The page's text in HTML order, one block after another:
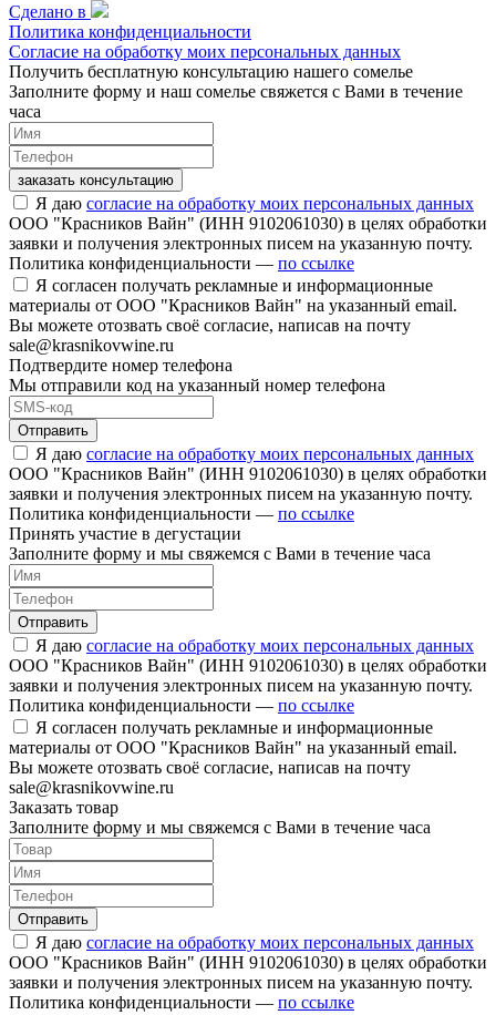
Сделано в
Политика конфиденциальности
Согласие на обработку моих персональных данных
Получить бесплатную консультацию нашего сомелье
Заполните форму и наш сомелье свяжется с Вами в течение
часа
заказать консультацию
Я даю согласие на обработку моих персональных данных
ООО "Красников Вайн" (ИНН 9102061030) в целях обработки
заявки и получения электронных писем на указанную почту.
Политика конфиденциальности — по ссылке
Я согласен получать рекламные и информационные
материалы от ООО "Красников Вайн" на указанный email.
Вы можете отозвать своё согласие, написав на почту
sale@krasnikovwine.ru
Подтвердите номер телефона
Мы отправили код на указанный номер телефона
Отправить
Я даю согласие на обработку моих персональных данных
ООО "Красников Вайн" (ИНН 9102061030) в целях обработки
заявки и получения электронных писем на указанную почту.
Политика конфиденциальности — по ссылке
Принять участие в дегустации
Заполните форму и мы свяжемся с Вами в течение часа
Отправить
Я даю согласие на обработку моих персональных данных
ООО "Красников Вайн" (ИНН 9102061030) в целях обработки
заявки и получения электронных писем на указанную почту.
Политика конфиденциальности — по ссылке
Я согласен получать рекламные и информационные
материалы от ООО "Красников Вайн" на указанный email.
Вы можете отозвать своё согласие, написав на почту
sale@krasnikovwine.ru
Заказать товар
Заполните форму и мы свяжемся с Вами в течение часа
Отправить
Я даю согласие на обработку моих персональных данных
ООО "Красников Вайн" (ИНН 9102061030) в целях обработки
заявки и получения электронных писем на указанную почту.
Политика конфиденциальности — по ссылке